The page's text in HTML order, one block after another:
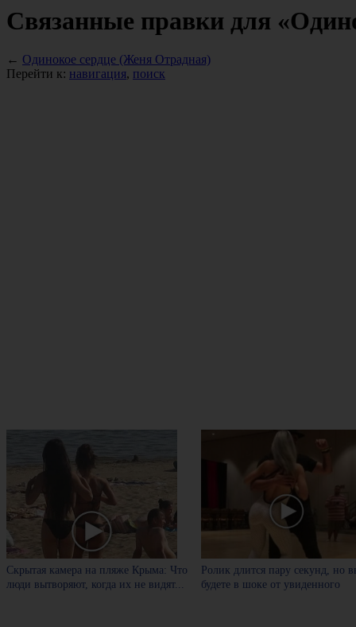
Связанные правки для
← Одинокое сердце (Женя Отрадная)
Перейти к: навигация, поиск
Скрытая камера на пляже Крыма: Что
люди вытворяют, когда их не видят...
Ролик длится пару секунд, но
будете в шоке от увиденного